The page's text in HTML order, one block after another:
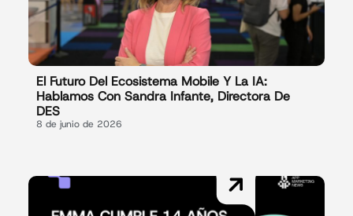
El Futuro Del Ecosistema Mobile Y La IA:
Hablamos Con Sandra Infante, Directora De
DES
8 de junio de 2026